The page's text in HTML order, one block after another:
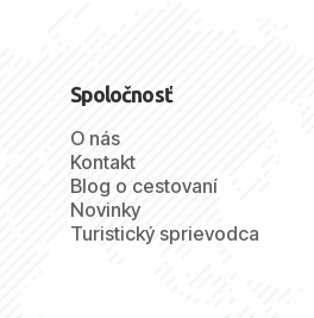
Spoločnosť
O nás
Kontakt
Blog o cestovaní
Novinky
Turistický sprievodca